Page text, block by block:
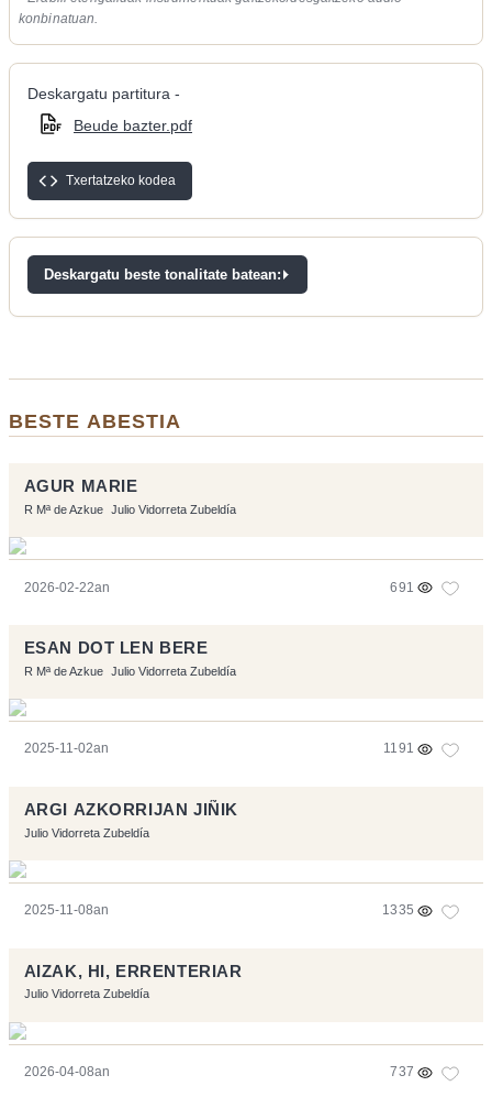
konbinatuan.
Deskargatu partitura -
Beude bazter.pdf
Txertatzeko kodea
Deskargatu beste tonalitate batean:
BESTE ABESTIA
AGUR MARIE
R Mª de Azkue Julio Vidorreta Zubeldía
2026-02-22an 691
ESAN DOT LEN BERE
R Mª de Azkue Julio Vidorreta Zubeldía
2025-11-02an 1191
ARGI AZKORRIJAN JIÑIK
Julio Vidorreta Zubeldía
2025-11-08an 1335
AIZAK, HI, ERRENTERIAR
Julio Vidorreta Zubeldía
2026-04-08an 737